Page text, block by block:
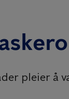
pleier